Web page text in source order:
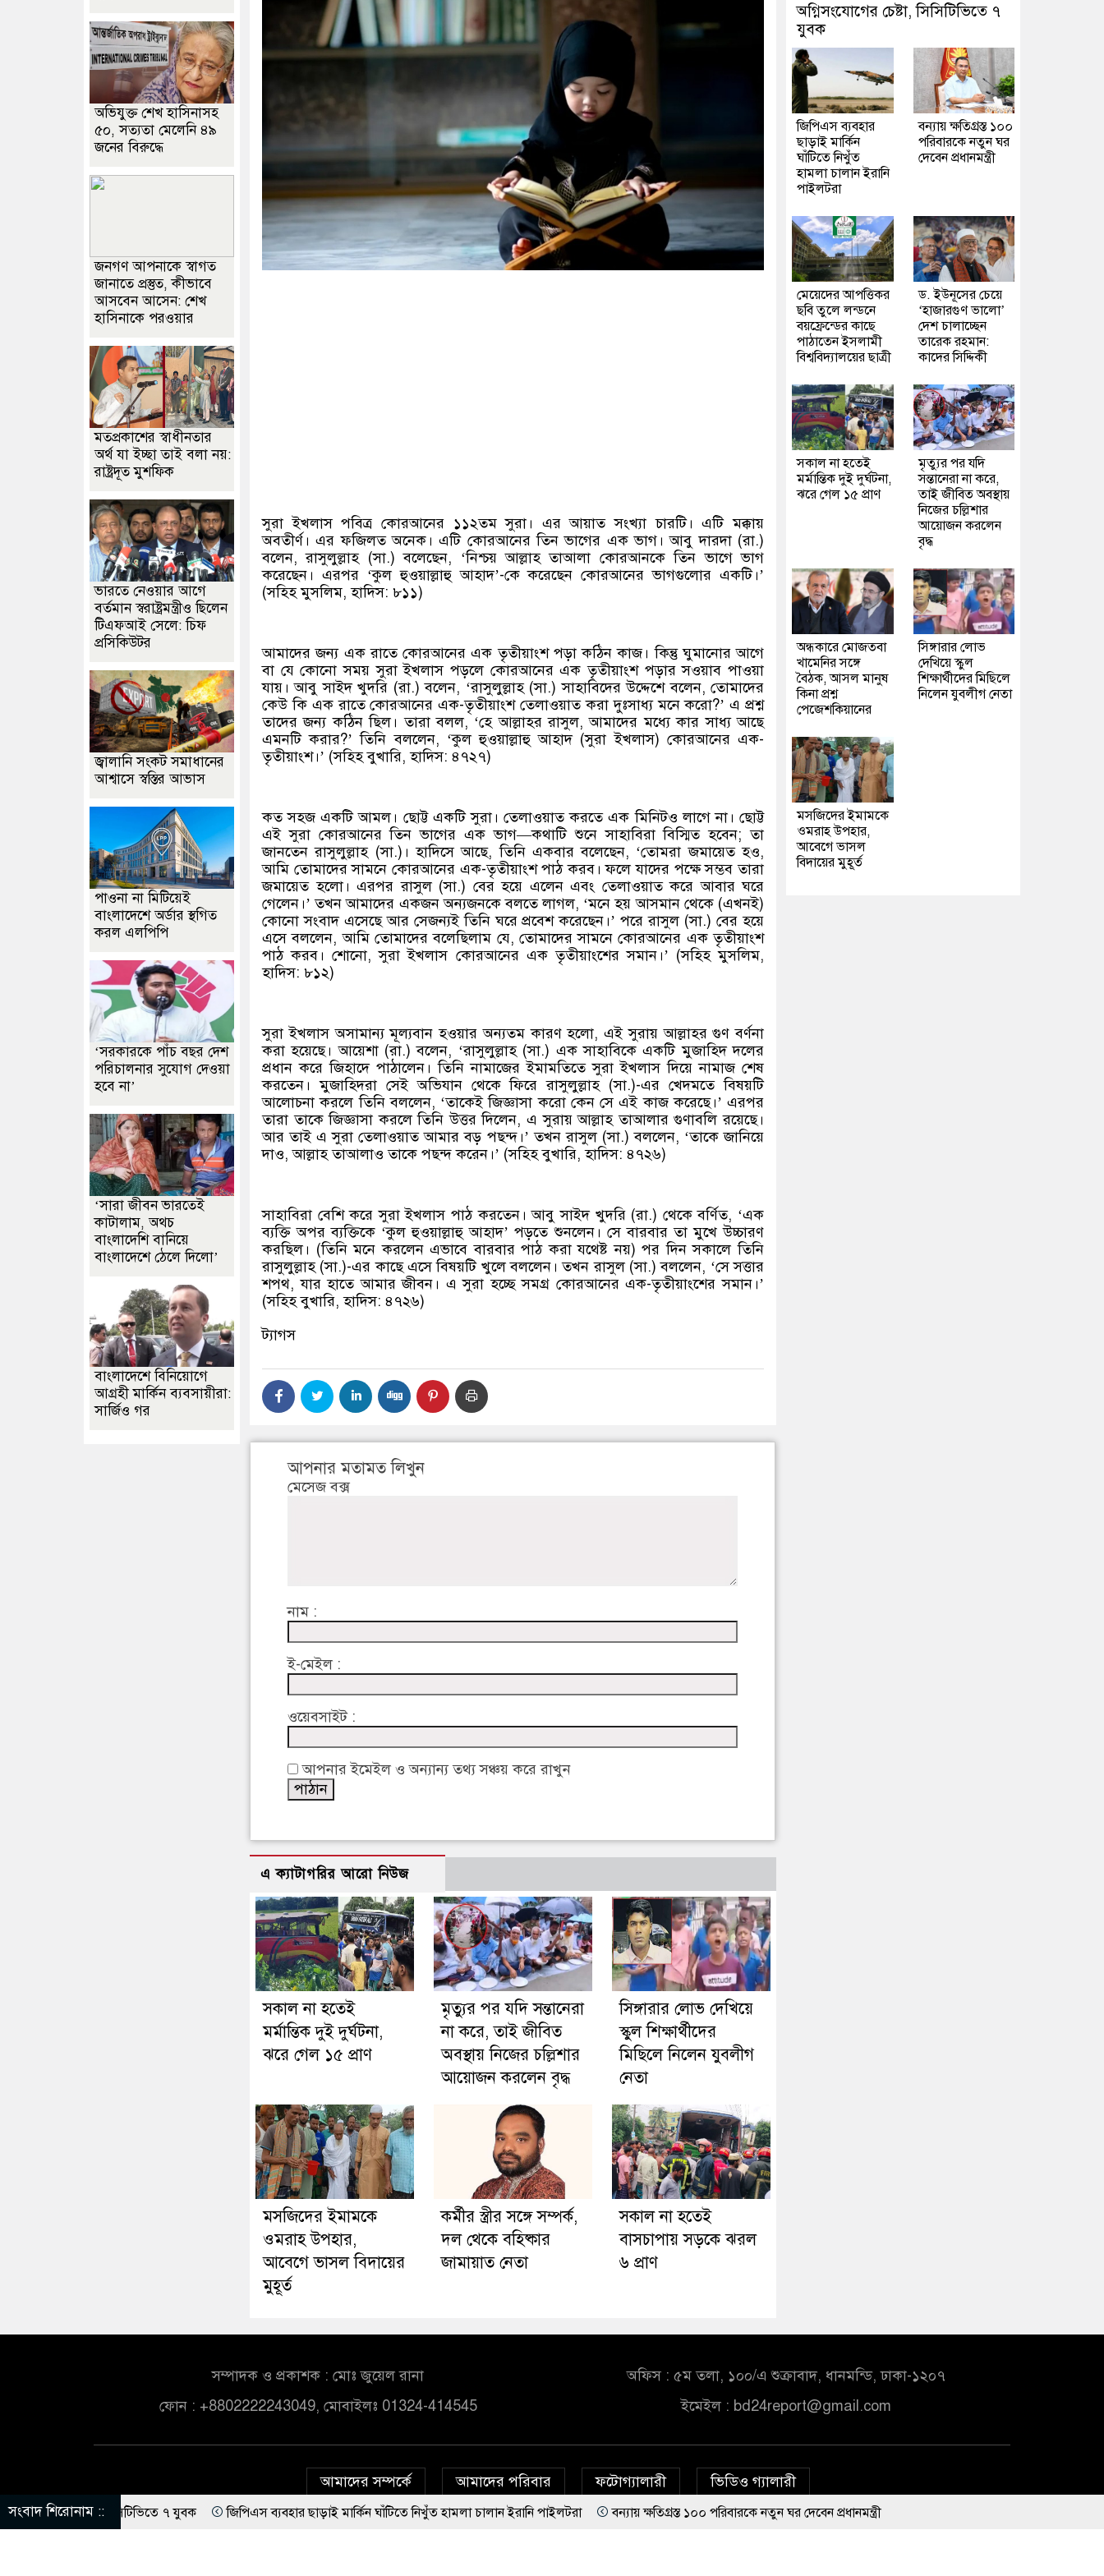
সুরা ইখলাস পবিত্র কোরআনের ১১২তম সুরা। এর আয়াত সংখ্যা চারটি। এটি মক্কায়
অবতীর্ণ। এর ফজিলত অনেক। এটি কোরআনের তিন ভাগের এক ভাগ। আবু দারদা (রা.)
বলেন, রাসুলুল্লাহ (সা.) বলেছেন, ‘নিশ্চয় আল্লাহ তাআলা কোরআনকে তিন ভাগে ভাগ
করেছেন। এরপর ‘কুল হুওয়াল্লাহু আহাদ’-কে করেছেন কোরআনের ভাগগুলোর একটি।’
(সহিহ মুসলিম, হাদিস: ৮১১)
আমাদের জন্য এক রাতে কোরআনের এক তৃতীয়াংশ পড়া কঠিন কাজ। কিন্তু ঘুমানোর আগে
বা যে কোনো সময় সুরা ইখলাস পড়লে কোরআনের এক তৃতীয়াংশ পড়ার সওয়াব পাওয়া
যায়। আবু সাইদ খুদরি (রা.) বলেন, ‘রাসুলুল্লাহ (সা.) সাহাবিদের উদ্দেশে বলেন, তোমাদের
কেউ কি এক রাতে কোরআনের এক-তৃতীয়াংশ তেলাওয়াত করা দুঃসাধ্য মনে করো?’ এ প্রশ্ন
তাদের জন্য কঠিন ছিল। তারা বলল, ‘হে আল্লাহর রাসুল, আমাদের মধ্যে কার সাধ্য আছে
এমনটি করার?’ তিনি বললেন, ‘কুল হুওয়াল্লাহু আহাদ (সুরা ইখলাস) কোরআনের এক-
তৃতীয়াংশ।’ (সহিহ বুখারি, হাদিস: ৪৭২৭)
কত সহজ একটি আমল। ছোট্ট একটি সুরা। তেলাওয়াত করতে এক মিনিটও লাগে না। ছোট্ট
এই সুরা কোরআনের তিন ভাগের এক ভাগ—কথাটি শুনে সাহাবিরা বিস্মিত হবেন; তা
জানতেন রাসুলুল্লাহ (সা.)। হাদিসে আছে, তিনি একবার বলেছেন, ‘তোমরা জমায়েত হও,
আমি তোমাদের সামনে কোরআনের এক-তৃতীয়াংশ পাঠ করব। ফলে যাদের পক্ষে সম্ভব তারা
জমায়েত হলো। এরপর রাসুল (সা.) বের হয়ে এলেন এবং তেলাওয়াত করে আবার ঘরে
গেলেন।’ তখন আমাদের একজন অন্যজনকে বলতে লাগল, ‘মনে হয় আসমান থেকে (এখনই)
কোনো সংবাদ এসেছে আর সেজন্যই তিনি ঘরে প্রবেশ করেছেন।’ পরে রাসুল (সা.) বের হয়ে
এসে বললেন, আমি তোমাদের বলেছিলাম যে, তোমাদের সামনে কোরআনের এক তৃতীয়াংশ
পাঠ করব। শোনো, সুরা ইখলাস কোরআনের এক তৃতীয়াংশের সমান।’ (সহিহ মুসলিম,
হাদিস: ৮১২)
সুরা ইখলাস অসামান্য মূল্যবান হওয়ার অন্যতম কারণ হলো, এই সুরায় আল্লাহর গুণ বর্ণনা
করা হয়েছে। আয়েশা (রা.) বলেন, ‘রাসুলুল্লাহ (সা.) এক সাহাবিকে একটি মুজাহিদ দলের
প্রধান করে জিহাদে পাঠালেন। তিনি নামাজের ইমামতিতে সুরা ইখলাস দিয়ে নামাজ শেষ
করতেন। মুজাহিদরা সেই অভিযান থেকে ফিরে রাসুলুল্লাহ (সা.)-এর খেদমতে বিষয়টি
আলোচনা করলে তিনি বললেন, ‘তাকেই জিজ্ঞাসা করো কেন সে এই কাজ করেছে।’ এরপর
তারা তাকে জিজ্ঞাসা করলে তিনি উত্তর দিলেন, এ সুরায় আল্লাহ তাআলার গুণাবলি রয়েছে।
আর তাই এ সুরা তেলাওয়াত আমার বড় পছন্দ।’ তখন রাসুল (সা.) বললেন, ‘তাকে জানিয়ে
দাও, আল্লাহ তাআলাও তাকে পছন্দ করেন।’ (সহিহ বুখারি, হাদিস: ৪৭২৬)
সাহাবিরা বেশি করে সুরা ইখলাস পাঠ করতেন। আবু সাইদ খুদরি (রা.) থেকে বর্ণিত, ‘এক
ব্যক্তি অপর ব্যক্তিকে ‘কুল হুওয়াল্লাহু আহাদ’ পড়তে শুনলেন। সে বারবার তা মুখে উচ্চারণ
করছিল। (তিনি মনে করলেন এভাবে বারবার পাঠ করা যথেষ্ট নয়) পর দিন সকালে তিনি
রাসুলুল্লাহ (সা.)-এর কাছে এসে বিষয়টি খুলে বললেন। তখন রাসুল (সা.) বললেন, ‘সে সত্তার
শপথ, যার হাতে আমার জীবন। এ সুরা হচ্ছে সমগ্র কোরআনের এক-তৃতীয়াংশের সমান।’
(সহিহ বুখারি, হাদিস: ৪৭২৬)
ট্যাগস
আপনার মতামত লিখুন
মেসেজ বক্স
নাম :
ই-মেইল :
ওয়েবসাইট :
আপনার ইমেইল ও অন্যান্য তথ্য সঞ্চয় করে রাখুন
এ ক্যাটাগরির আরো নিউজ
সকাল না হতেই
মর্মান্তিক দুই দুর্ঘটনা,
ঝরে গেল ১৫ প্রাণ
মৃত্যুর পর যদি সন্তানেরা
না করে, তাই জীবিত
অবস্থায় নিজের চল্লিশার
আয়োজন করলেন বৃদ্ধ
সিঙ্গারার লোভ দেখিয়ে
স্কুল শিক্ষার্থীদের
মিছিলে নিলেন যুবলীগ
নেতা
মসজিদের ইমামকে
ওমরাহ উপহার,
আবেগে ভাসল বিদায়ের
মুহূর্ত
কর্মীর স্ত্রীর সঙ্গে সম্পর্ক,
দল থেকে বহিষ্কার
জামায়াত নেতা
সকাল না হতেই
বাসচাপায় সড়কে ঝরল
৬ প্রাণ
অভিযুক্ত শেখ হাসিনাসহ
৫০, সত্যতা মেলেনি ৪৯
জনের বিরুদ্ধে
জনগণ আপনাকে স্বাগত
জানাতে প্রস্তুত, কীভাবে
আসবেন আসেন: শেখ
হাসিনাকে পরওয়ার
মতপ্রকাশের স্বাধীনতার
অর্থ যা ইচ্ছা তাই বলা নয়:
রাষ্ট্রদূত মুশফিক
ভারতে নেওয়ার আগে
বর্তমান স্বরাষ্ট্রমন্ত্রীও ছিলেন
টিএফআই সেলে: চিফ
প্রসিকিউটর
জ্বালানি সংকট সমাধানের
আশ্বাসে স্বস্তির আভাস
পাওনা না মিটিয়েই
বাংলাদেশে অর্ডার স্থগিত
করল এলপিপি
‘সরকারকে পাঁচ বছর দেশ
পরিচালনার সুযোগ দেওয়া
হবে না’
‘সারা জীবন ভারতেই
কাটালাম, অথচ
বাংলাদেশি বানিয়ে
বাংলাদেশে ঠেলে দিলো’
বাংলাদেশে বিনিয়োগে
আগ্রহী মার্কিন ব্যবসায়ীরা:
সার্জিও গর
অগ্নিসংযোগের চেষ্টা, সিসিটিভিতে ৭
যুবক
জিপিএস ব্যবহার
ছাড়াই মার্কিন
ঘাঁটিতে নিখুঁত
হামলা চালান ইরানি
পাইলটরা
বন্যায় ক্ষতিগ্রস্ত ১০০
পরিবারকে নতুন ঘর
দেবেন প্রধানমন্ত্রী
মেয়েদের আপত্তিকর
ছবি তুলে লন্ডনে
বয়ফ্রেন্ডের কাছে
পাঠাতেন ইসলামী
বিশ্ববিদ্যালয়ের ছাত্রী
ড. ইউনূসের চেয়ে
‘হাজারগুণ ভালো’
দেশ চালাচ্ছেন
তারেক রহমান:
কাদের সিদ্দিকী
সকাল না হতেই
মর্মান্তিক দুই দুর্ঘটনা,
ঝরে গেল ১৫ প্রাণ
মৃত্যুর পর যদি
সন্তানেরা না করে,
তাই জীবিত অবস্থায়
নিজের চল্লিশার
আয়োজন করলেন
বৃদ্ধ
অন্ধকারে মোজতবা
খামেনির সঙ্গে
বৈঠক, আসল মানুষ
কিনা প্রশ্ন
পেজেশকিয়ানের
সিঙ্গারার লোভ
দেখিয়ে স্কুল
শিক্ষার্থীদের মিছিলে
নিলেন যুবলীগ নেতা
মসজিদের ইমামকে
ওমরাহ উপহার,
আবেগে ভাসল
বিদায়ের মুহূর্ত
সম্পাদক ও প্রকাশক : মোঃ জুয়েল রানা
ফোন : +8802222243049, মোবাইলঃ 01324-414545
অফিস : ৫ম তলা, ১০০/এ শুক্রাবাদ, ধানমন্ডি, ঢাকা-১২০৭
ইমেইল : bd24report@gmail.com
আমাদের সম্পর্কে আমাদের পরিবার ফটোগ্যালারী ভিডিও গ্যালারী
সংবাদ শিরোনাম ::
সিসিটিভিতে ৭ যুবক জিপিএস ব্যবহার ছাড়াই মার্কিন ঘাঁটিতে নিখুঁত হামলা চালান ইরানি পাইলটরা বন্যায় ক্ষতিগ্রস্ত ১০০ পরিবারকে নতুন ঘর দেবেন প্রধানমন্ত্রী